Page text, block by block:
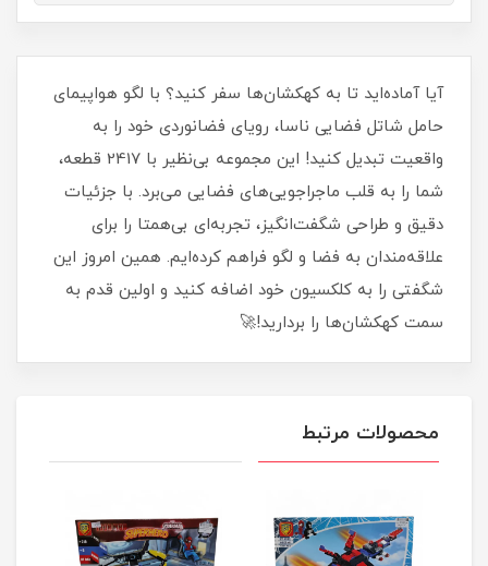
آیا آماده‌اید تا به کهکشان‌ها سفر کنید؟ با لگو هواپیمای
حامل شاتل فضایی ناسا، رویای فضانوردی خود را به
واقعیت تبدیل کنید! این مجموعه بی‌نظیر با 2417 قطعه،
شما را به قلب ماجراجویی‌های فضایی می‌برد. با جزئیات
دقیق و طراحی شگفت‌انگیز، تجربه‌ای بی‌همتا را برای
علاقه‌مندان به فضا و لگو فراهم کرده‌ایم. همین امروز این
شگفتی را به کلکسیون خود اضافه کنید و اولین قدم به
سمت کهکشان‌ها را بردارید!🚀
محصولات مرتبط